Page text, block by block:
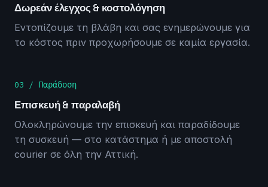
Δωρεάν έλεγχος & κοστολόγηση
Εντοπίζουμε τη βλάβη και σας ενημερώνουμε για
το κόστος πριν προχωρήσουμε σε καμία εργασία.
03 / Παράδοση
Επισκευή & παραλαβή
Ολοκληρώνουμε την επισκευή και παραδίδουμε
τη συσκευή — στο κατάστημα ή με αποστολή
courier σε όλη την Αττική.